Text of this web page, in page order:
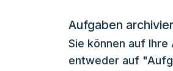
Aufgaben
Sie können auf
entweder auf